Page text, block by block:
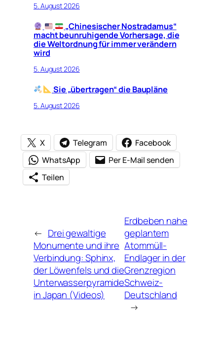
5. August 2026
„Chinesischer Nostradamus“
macht beunruhigende Vorhersage, die
die Weltordnung für immer verändern
wird
5. August 2026
Sie „übertragen“ die Baupläne
5. August 2026
X Telegram
Facebook
WhatsApp
Per E-Mail senden
Teilen
← Drei gewaltige
Monumente und ihre
Verbindung: Sphinx,
der Löwenfels und die
Unterwasserpyramide
in Japan (Videos)
Erdbeben nahe
geplantem
Atommüll-
Endlager in der
Grenzregion
Schweiz-
Deutschland
→